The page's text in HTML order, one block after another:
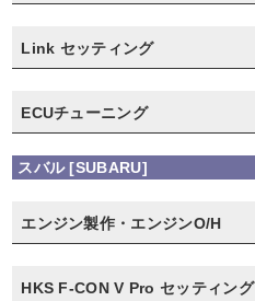
Link セッティング
ECUチューニング
スバル [SUBARU]
エンジン製作・エンジンO/H
HKS F-CON V Pro セッティング